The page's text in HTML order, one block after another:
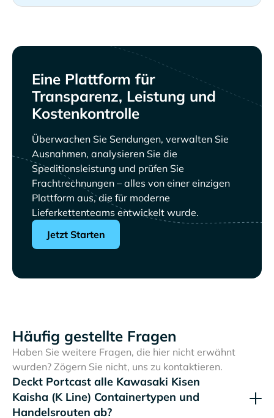
Eine Plattform für
Transparenz, Leistung und
Kostenkontrolle
Überwachen Sie Sendungen, verwalten Sie
Ausnahmen, analysieren Sie die
Speditionsleistung und prüfen Sie
Frachtrechnungen – alles von einer einzigen
Plattform aus, die für moderne
Lieferkettenteams entwickelt wurde.
Jetzt Starten
Häufig gestellte Fragen
Haben Sie weitere Fragen, die hier nicht erwähnt
wurden? Zögern Sie nicht, uns zu kontaktieren.
Deckt Portcast alle
Containertypen und
Handelsrouten ab?